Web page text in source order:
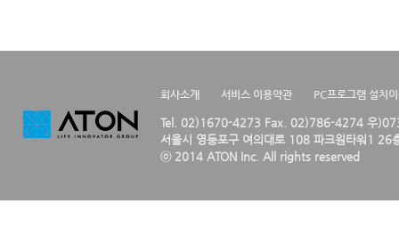
회사소개 서비스 이용약관 PC프로그램 설치
Tel. 02)1670-4273 Fax. 02)786-4274 우
서울시 영등포구 여의대로 108 파크원타워1 26
ⓒ 2014 ATON Inc. All rights reserved